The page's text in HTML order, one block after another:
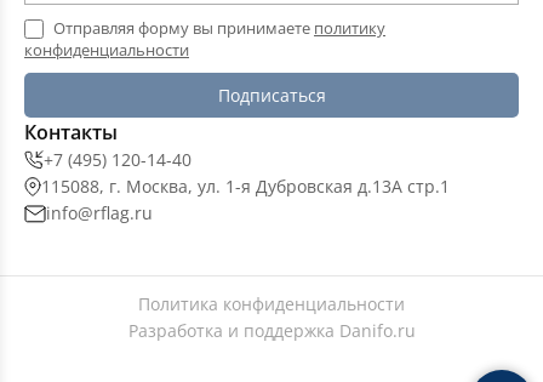
Отправляя форму вы принимаете политику
конфиденциальности
Подписаться
Контакты
+7 (495) 120-14-40
115088, г. Москва, ул. 1-я Дубровская д.13А стр.1
info@rflag.ru
Политика конфиденциальности
Разработка и поддержка Danifo.ru